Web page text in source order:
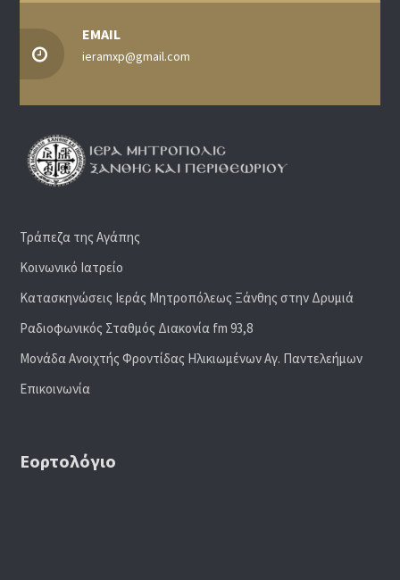
EMAIL
ieramxp@gmail.com
Τράπεζα της Αγάπης
Κοινωνικό Ιατρείο
Κατασκηνώσεις Ιεράς Μητροπόλεως Ξάνθης στην Δρυμιά
Ραδιoφωνικός Σταθμός Διακονία fm 93,8
Μονάδα Ανοιχτής Φροντίδας Ηλικιωμένων Αγ. Παντελεήμων
Επικοινωνία
Εορτολόγιο